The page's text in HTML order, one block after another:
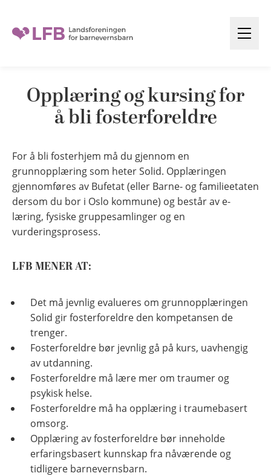
o
n
n
h
o
l
d
Å
m
Opplæring og kursing for
å bli fosterforeldre
For å bli fosterhjem må du gjennom en
grunnopplæring som heter Solid. Opplæringen
gjennomføres av Bufetat (eller Barne- og familieetaten
dersom du bor i Oslo kommune) og består av e-
læring, fysiske gruppesamlinger og en
vurderingsprosess.
LFB MENER AT:
Det må jevnlig evalueres om grunnopplæringen
Solid gir fosterforeldre den kompetansen de
trenger.
Fosterforeldre bør jevnlig gå på kurs, uavhengig
av utdanning.
Fosterforeldre må lære mer om traumer og
psykisk helse.
Fosterforeldre må ha opplæring i traumebasert
omsorg.
Opplæring av fosterforeldre bør inneholde
erfaringsbasert kunnskap fra nåværende og
tidligere barnevernsbarn.